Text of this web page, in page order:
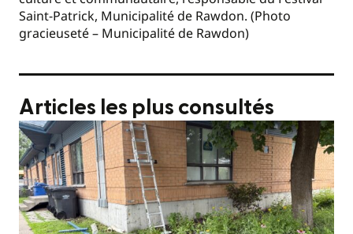
Saint-Patrick, Municipalité de Rawdon. (Photo
gracieuseté – Municipalité de Rawdon)
Articles les plus consultés